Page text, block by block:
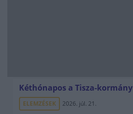
Kéthónapos a Tisza-
ELEMZÉSEK 2026. júl. 21.